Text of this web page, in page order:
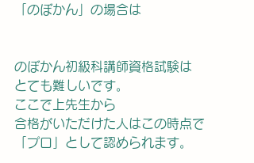
「のぼかん」の場合は
のぼかん初級科講師資格試験は
とても難しいです。
ここで上先生から
合格がいただけた人はこの時点で
「プロ」として認められます。